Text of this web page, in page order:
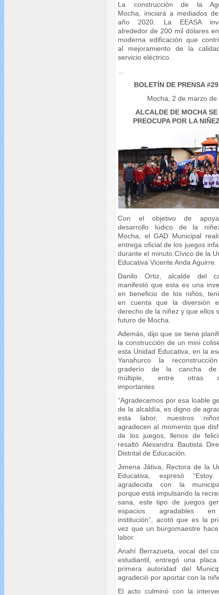
La construcción de la
Mocha, iniciará a mediados
año 2020. La EEASA
alrededor de 200 mil dólares
moderna edificación que
al mejoramiento de la
servicio eléctrico.
...
BOLETÍN DE PRENSA #29
Mocha, 2 de marzo de
ALCALDE DE MOCHA SE
PREOCUPA POR LA
Con el objetivo de
desarrollo lúdico de la
Mocha, el GAD Municipal
entrega oficial de los juegos
durante el minuto Cívico de la
Educativa Vicente Anda Aguirre.
Danilo Ortiz, alcalde del
manifestó que esta es una
en beneficio de los niños,
en cuenta que la diversión
derecho de la niñez y que ellos
futuro de Mocha.
Además, dijo que se tiene
la construcción de un mini
esta Unidad Educativa, en la
Yanahurco la
graderío de la cancha
múltiple, entre otras
importantes
“Agradecemos por esa loable
de la alcaldía, es digno de
esta labor, nuestros
agradecen al momento que
de los juegos, llenos de
resaltó Alexandra Bautista
Distrital de Educación.
Jimena Játiva, Rectora de la
Educativa, expresó “Estoy
agradecida con la
porque está impulsando la
sana, este tipo de juegos
espacios agradables
institución”, acotó que es la
vez que un burgomaestre
labor.
Anahí Berrazueta, vocal del
estudiantil, entregó una
primera autoridad del
agradeció por aportar con la
El acto culminó con la